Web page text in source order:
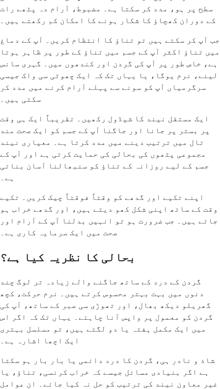
سطح پر ہو، مدد کر سکتا ہے۔ مضبوط، آرام دہ پٹھے رات
کے دوران کھچاؤ کا شکار ہونے کا امکان کم رکھتے ہیں۔
جب آپ کر سکتے ہیں تو تناؤ کا انتظام کریں۔ آپ کے دماغ
میں تناؤ اکثر آپ کے جسم میں تناؤ کے طور پر ظاہر ہوتا
ہے، خاص طور پر آپ کی گردن اور کندھوں میں۔ گہری سانس
لینے، نرم یوگا، یا یہاں تک کہ ایک چھوٹی سی واک جیسی
سرگرمیاں آپ کو سونے سے پہلے آرام کرنے میں مدد کر
سکتی ہیں۔
ایک مستقل نیند کا شیڈول رکھیں۔ تقریباً ایک ہی وقت
پر بستر پر جانا اور جاگنا آپ کے جسم کو ایک صحت مند
تال میں ترتیب دینے میں مدد کرتا ہے۔ معیاری نیند
مجموعی پٹھوں کی بحالی کی حمایت کرتی ہے اور آپ کے
جسم کے لیے روزانہ کے تناؤ کو سنبھالنا آسان بناتی
ہے۔
اپنے تکیے اور گدھے کو وقتاً فوقتاً چیک کریں۔ تکیے
وقت کے ساتھ اپنی شکل کھو دیتے ہیں، اور گدھے خراب ہو
جاتے ہیں۔ جب ضرورت ہو تو انہیں بدلنا آپ کے آرام اور
صحت میں ایک سرمایہ کاری ہے۔
بحالی کا نظریہ کیا ہے؟
گردن کے درد کے ساتھ جاگنے والے زیادہ تر لوگ چند
دنوں میں بہت بہتر محسوس کرتے ہیں۔ نرم حرکت، کچھ
گھریلو دیکھ بھال، اور تھوڑی سی صبر کے ساتھ، آپ کی
گردن کو معمول پر واپس آنا چاہئے۔ یہاں تک کہ اگر اس
میں ایک مکمل ہفتہ یا دو لگتے ہیں، تو مسلسل بہتری
ایک اچھا اشارہ ہے۔
شاذ و نادر ہی، گردن کا درد دائمی یا بار بار ہو سکتا
ہے اگر بنیادی مسائل جیسے کہ خراب کرنسی، تناؤ، یا
غیر معاون نیند کی ترتیب کو حل نہ کیا جائے۔ ان عوامل